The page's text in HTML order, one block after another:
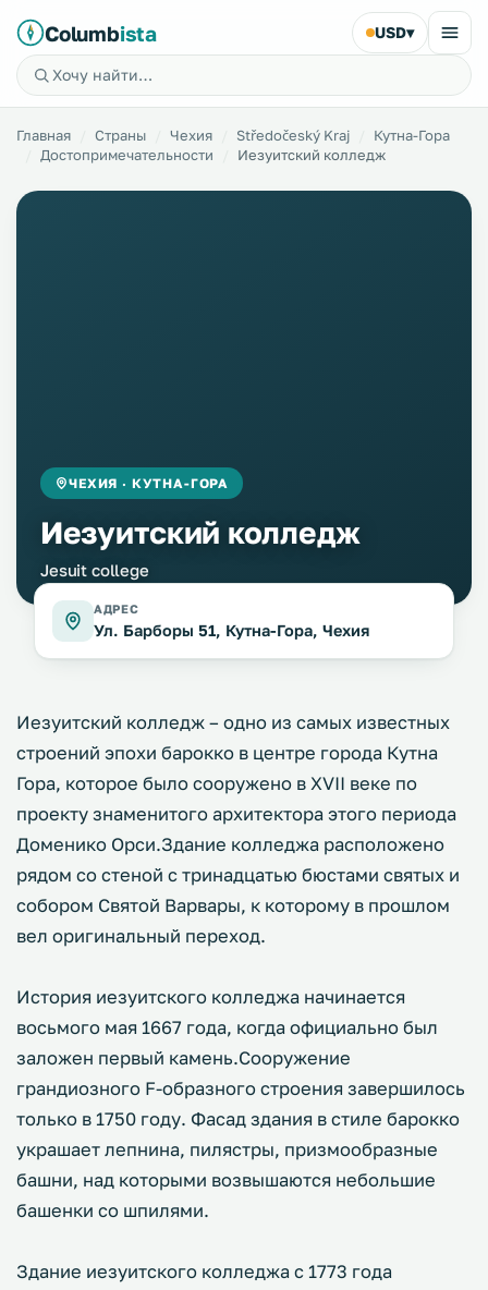
Columbista USD▾
Главная Страны Чехия Středočeský Kraj
Кутна-Гора
Достопримечательности
Иезуитский колледж
ЧЕХИЯ · КУТНА-ГОРА
Иезуитский колледж
Jesuit college
АДРЕС
Ул. Барборы 51, Кутна-Гора, Чехия
Иезуитский колледж – одно из самых известных
строений эпохи барокко в центре города Кутна
Гора, которое было сооружено в XVII веке по
проекту знаменитого архитектора этого периода
Доменико Орси.Здание колледжа расположено
рядом со стеной с тринадцатью бюстами святых и
собором Святой Варвары, к которому в прошлом
вел оригинальный переход.
История иезуитского колледжа начинается
восьмого мая 1667 года, когда официально был
заложен первый камень.Сооружение
грандиозного F-образного строения завершилось
только в 1750 году. Фасад здания в стиле барокко
украшает лепнина, пилястры, призмообразные
башни, над которыми возвышаются небольшие
башенки со шпилями.
Здание иезуитского колледжа с 1773 года